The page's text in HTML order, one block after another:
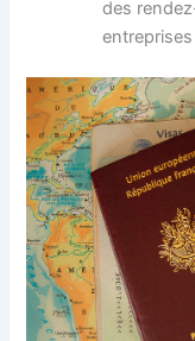
des